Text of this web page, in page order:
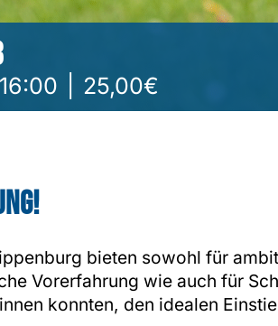
16:00 25,00€
bieten sowohl für
Vorerfahrung wie auch für
konnten, den idealen